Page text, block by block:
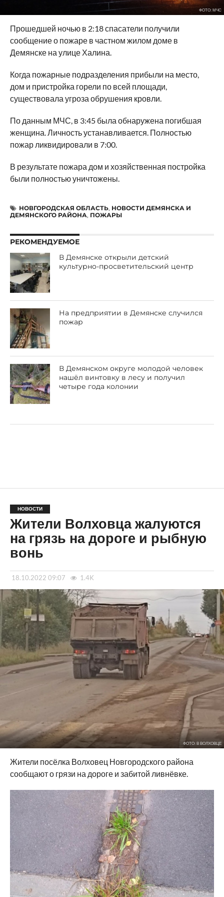
ФОТО: МЧС
Прошедшей ночью в 2:18 спасатели получили
сообщение о пожаре в частном жилом доме в
Демянске на улице Халина.
Когда пожарные подразделения прибыли на место,
дом и пристройка горели по всей площади,
существовала угроза обрушения кровли.
По данным МЧС, в 3:45 была обнаружена погибшая
женщина. Личность устанавливается. Полностью
пожар ликвидировали в 7:00.
В результате пожара дом и хозяйственная постройка
были полностью уничтожены.
НОВГОРОДСКАЯ ОБЛАСТЬ, НОВОСТИ ДЕМЯНСКА И
ДЕМЯНСКОГО РАЙОНА, ПОЖАРЫ
РЕКОМЕНДУЕМОЕ
В Демянске открыли детский
культурно-просветительский центр
На предприятии в Демянске случился
пожар
В Демянском округе молодой человек
нашёл винтовку в лесу и получил
четыре года колонии
НОВОСТИ
Жители Волховца жалуются
на грязь на дороге и рыбную
вонь
18.10.2022 09:07 1.4K
ФОТО: В ВОЛХОВЦЕ
Жители посёлка Волховец Новгородского района
сообщают о грязи на дороге и забитой ливнёвке.